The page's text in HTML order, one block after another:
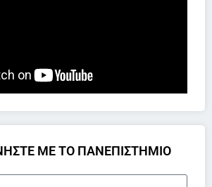
ΜΕ ΤΟ ΠΑΝΕΠΙΣΤΗΜΙΟ